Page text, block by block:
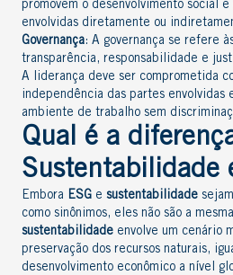
promovem o desenvolvimento social
envolvidas diretamente ou
Governança: A governança se refere
transparência, responsabilidade e
A liderança deve ser comprometida
independência das partes envolvidas
ambiente de trabalho sem
Qual é a
Sustentabilidade
Embora ESG e sustentabilidade
como sinônimos, eles não são a
sustentabilidade envolve um cenário
preservação dos recursos naturais,
desenvolvimento econômico a nível